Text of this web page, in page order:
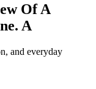
Of A
A
and everyday